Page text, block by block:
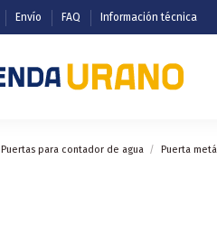
Envío FAQ Información técnica
Puertas para contador de agua Puerta